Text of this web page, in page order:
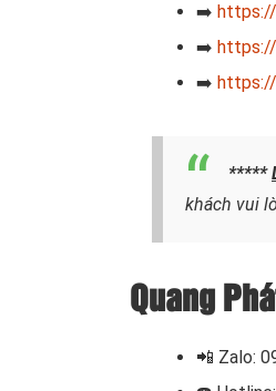
➡️
➡️
➡️
*****
khách vui
Quang
📲 Zalo: